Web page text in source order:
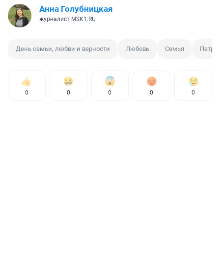
Анна Голубницкая
журналист MSK1.RU
День семьи, любви и верности Любовь Семья Петр
0 0 0 0 0